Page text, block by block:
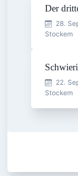
Der
28.
Stockem
22.
Stockem